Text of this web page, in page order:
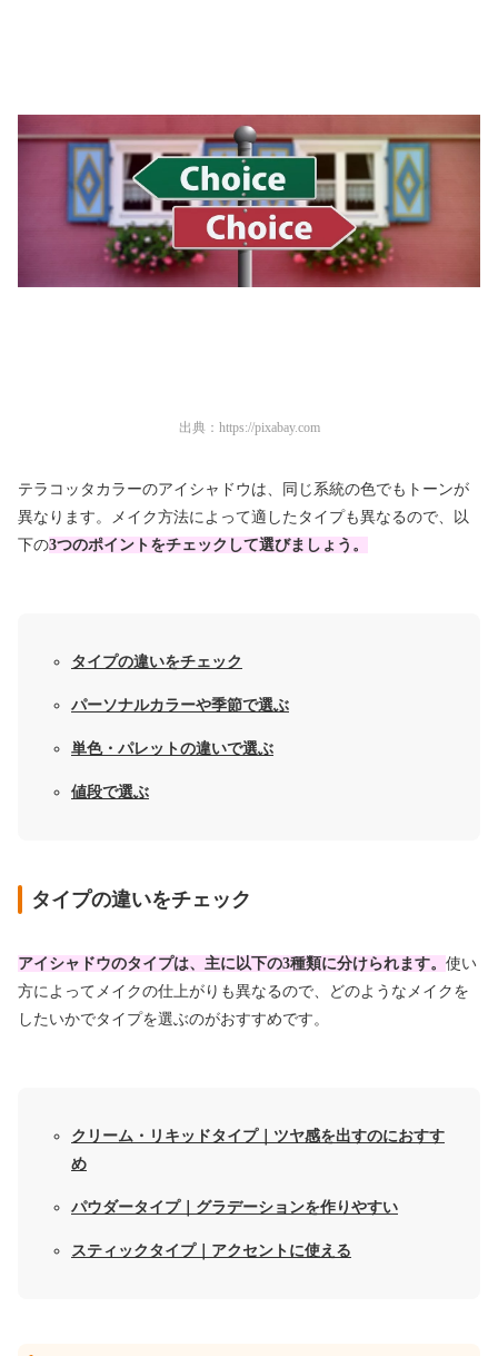
出典： https://pixabay.com
テラコッタカラーのアイシャドウは、同じ系統の色でもトーンが
異なります。メイク方法によって適したタイプも異なるので、以
下の3つのポイントをチェックして選びましょう。
タイプの違いをチェック
パーソナルカラーや季節で選ぶ
単色・パレットの違いで選ぶ
値段で選ぶ
タイプの違いをチェック
アイシャドウのタイプは、主に以下の3種類に分けられます。 使い
方によってメイクの仕上がりも異なるので、どのようなメイクを
したいかでタイプを選ぶのがおすすめです。
クリーム・リキッドタイプ｜ツヤ感を出すのにおすす
め
パウダータイプ｜グラデーションを作りやすい
スティックタイプ｜アクセントに使える